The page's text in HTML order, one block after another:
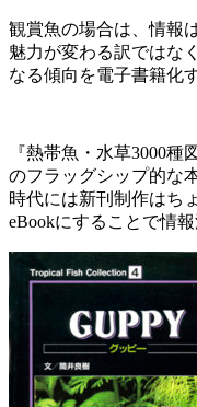
観賞魚の場合は、情報
魅力が変わる訳ではな
なる傾向を電子書籍化
『熱帯魚・水草3000
のフラッグシップ的な
時代には新刊制作はち
eBookにすることで情